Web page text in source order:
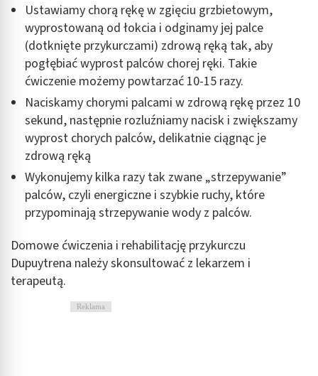
Ustawiamy chorą rękę w zgięciu grzbietowym,
wyprostowaną od łokcia i odginamy jej palce
(dotknięte przykurczami) zdrową ręką tak, aby
pogłębiać wyprost palców chorej ręki. Takie
ćwiczenie możemy powtarzać 10-15 razy.
Naciskamy chorymi palcami w zdrową rękę przez 10
sekund, następnie rozluźniamy nacisk i zwiększamy
wyprost chorych palców, delikatnie ciągnąc je
zdrową ręką
Wykonujemy kilka razy tak zwane „strzepywanie”
palców, czyli energiczne i szybkie ruchy, które
przypominają strzepywanie wody z palców.
Domowe ćwiczenia i rehabilitację przykurczu
Dupuytrena należy skonsultować z lekarzem i
terapeutą.
Reklama